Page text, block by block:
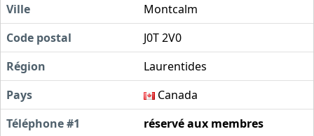
Ville
Montcalm
Code postal
J0T 2V0
Région
Laurentides
Pays
Canada
Téléphone #1
réservé aux membres